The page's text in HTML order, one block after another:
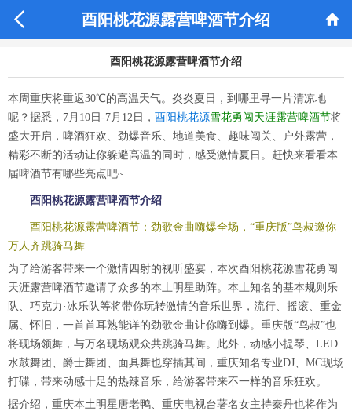
 酉阳桃花源露营啤酒节介绍 
酉阳桃花源露营啤酒节介绍
本周重庆将重返30℃的高温天气。炎炎夏日，到哪里寻一片清凉地
呢？据悉，7月10日-7月12日， 酉阳桃花源雪花勇闯天涯露营啤酒节将
盛大开启，啤酒狂欢、劲爆音乐、地道美食、趣味闯关、户外露营，
精彩不断的活动让你躲避高温的同时，感受激情夏日。赶快来看看本
届啤酒节有哪些亮点吧~
酉阳桃花源露营啤酒节介绍
酉阳桃花源露营啤酒节：劲歌金曲嗨爆全场，“重庆版”鸟叔邀你
万人齐跳骑马舞
为了给游客带来一个激情四射的视听盛宴，本次酉阳桃花源雪花勇闯
天涯露营啤酒节邀请了众多的本土明星助阵。本土知名的基本规则乐
队、巧克力·冰乐队等将带你玩转激情的音乐世界，流行、摇滚、重金
属、怀旧，一首首耳熟能详的劲歌金曲让你嗨到爆。重庆版“鸟叔”也
将现场领舞，与万名现场观众共跳骑马舞。此外，动感小提琴、LED
水鼓舞团、爵士舞团、面具舞也穿插其间，重庆知名专业DJ、MC现场
打碟，带来动感十足的热辣音乐，给游客带来不一样的音乐狂欢。
据介绍，重庆本土明星唐老鸭、重庆电视台著名女主持秦丹也将作为